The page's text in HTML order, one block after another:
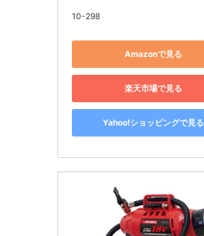
10-298
Amazonで見る
楽天市場で見る
Yahoo!ショッピングで見る